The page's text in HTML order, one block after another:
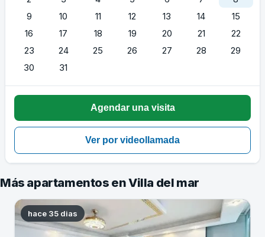
9
10 11 12 13 14
15
16
17 18 19 20 21
22
23
24 25 26 27 28
29
30
31
Más apartamentos en Villa del mar
hace 35 dias